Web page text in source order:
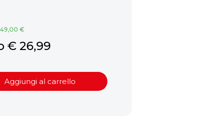
€
€ 26,99
Aggiungi al carrello